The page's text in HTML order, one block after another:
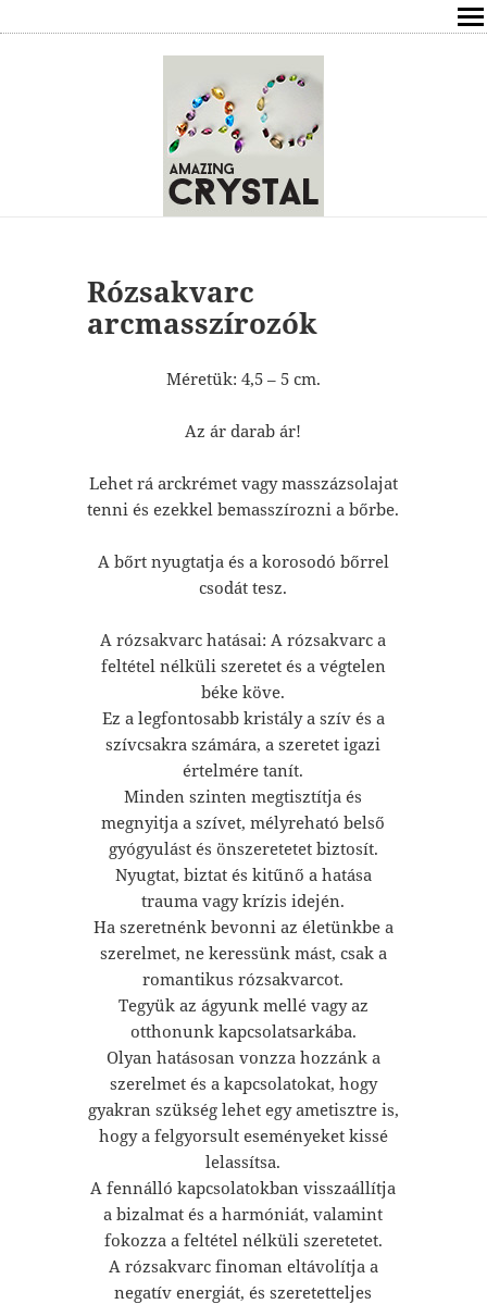
ÍRÁSOK
ÁSVÁNYOK HATÁSAI
ONLINE GYÓGYÍTÁS,TANÁCSADÁS
FREE
VÁSÁRLÁS / KOSÁR
Rózsakvarc
arcmasszírozók
Méretük: 4,5 – 5 cm.
Az ár darab ár!
Lehet rá arckrémet vagy masszázsolajat
tenni és ezekkel bemasszírozni a bőrbe.
A bőrt nyugtatja és a korosodó bőrrel
csodát tesz.
A rózsakvarc hatásai: A rózsakvarc a
feltétel nélküli szeretet és a végtelen
béke köve.
Ez a legfontosabb kristály a szív és a
szívcsakra számára, a szeretet igazi
értelmére tanít.
Minden szinten megtisztítja és
megnyitja a szívet, mélyreható belső
gyógyulást és önszeretetet biztosít.
Nyugtat, biztat és kitűnő a hatása
trauma vagy krízis idején.
Ha szeretnénk bevonni az életünkbe a
szerelmet, ne keressünk mást, csak a
romantikus rózsakvarcot.
Tegyük az ágyunk mellé vagy az
otthonunk kapcsolatsarkába.
Olyan hatásosan vonzza hozzánk a
szerelmet és a kapcsolatokat, hogy
gyakran szükség lehet egy ametisztre is,
hogy a felgyorsult eseményeket kissé
lelassítsa.
A fennálló kapcsolatokban visszaállítja
a bizalmat és a harmóniát, valamint
fokozza a feltétel nélküli szeretetet.
A rózsakvarc finoman eltávolítja a
negatív energiát, és szeretetteljes